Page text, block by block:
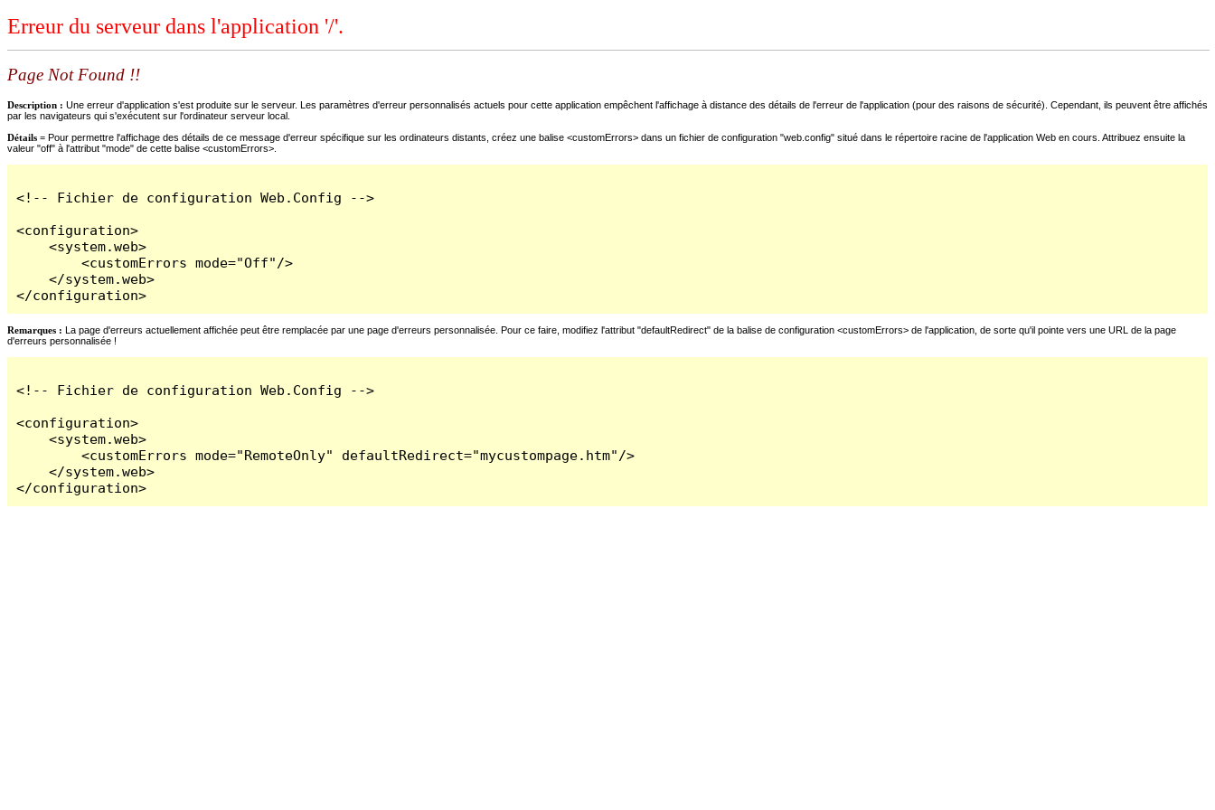
Erreur du serveur dans l'application '/'.
Page Not Found !!
Description : Une erreur d'application s'est produite sur le serveur. Les paramètres d'erreur personnalisés actuels pour cette application empêchent l'affichage à distance des détails de l'erreur de l'application (pour des raisons de sécurité). Cependant, ils peuvent être affichés
par les navigateurs qui s'exécutent sur l'ordinateur serveur local.
Détails = Pour permettre l'affichage des détails de ce message d'erreur spécifique sur les ordinateurs distants, créez une balise <customErrors> dans un fichier de configuration "web.config" situé dans le répertoire racine de l'application Web en cours. Attribuez ensuite la
valeur "off" à l'attribut "mode" de cette balise <customErrors>.
<!-- Fichier de configuration Web.Config -->
<configuration>
    <system.web>
        <customErrors mode="Off"/>
    </system.web>
</configuration>
Remarques : La page d'erreurs actuellement affichée peut être remplacée par une page d'erreurs personnalisée. Pour ce faire, modifiez l'attribut "defaultRedirect" de la balise de configuration <customErrors> de l'application, de sorte qu'il pointe vers une URL de la page
d'erreurs personnalisée !
<!-- Fichier de configuration Web.Config -->
<configuration>
    <system.web>
        <customErrors mode="RemoteOnly" defaultRedirect="mycustompage.htm"/>
    </system.web>
</configuration>